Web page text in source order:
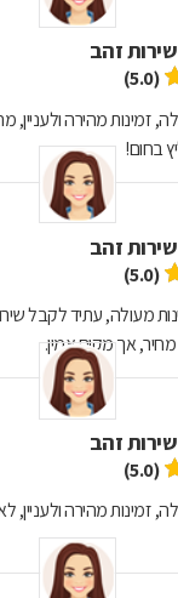
שירות זהב
(5.0)
זמינות מהירה ולעניין,
בחום!
שירות זהב
(5.0)
מעולה, עתיד לקבל
אך מקום אמין.
שירות זהב
(5.0)
זמינות מהירה ולעניין,